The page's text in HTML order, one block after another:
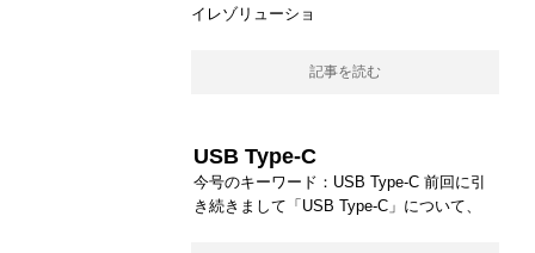
イレゾリューショ
記事を読む
USB Type-C
今号のキーワード：USB Type-C 前回に引
き続きまして「USB Type-C」について、